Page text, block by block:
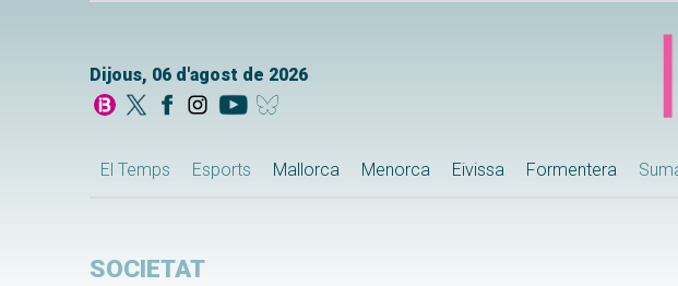
Dijous, 06 d'agost de 2026
El Temps Esports Mallorca Menorca Eivissa Formentera
SOCIETAT